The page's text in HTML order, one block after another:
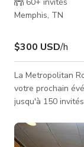
Memphis, TN
$300 USD/h
La Metropolitan
votre prochain
jusqu'à 150 invités assis. Pour des
combinée avec la
jusqu'à 300